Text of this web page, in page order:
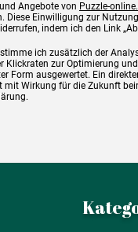
Angebote von Puzzle-
Diese Einwilligung zur
indem ich den Link
ich zusätzlich der
Klickraten zur Optimierung
Form ausgewertet. Ein
mit Wirkung für die Zukunft